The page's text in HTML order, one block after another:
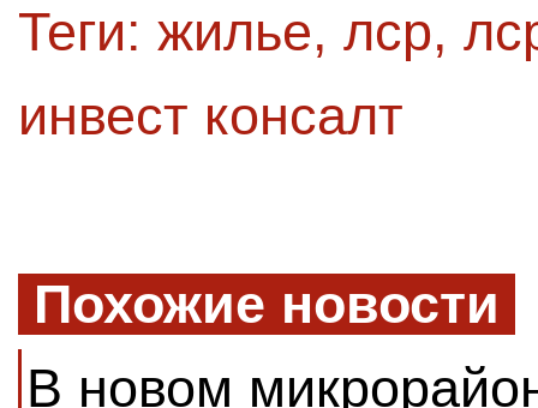
Теги: жилье, лср,
инвест консалт
Похожие новости
В новом